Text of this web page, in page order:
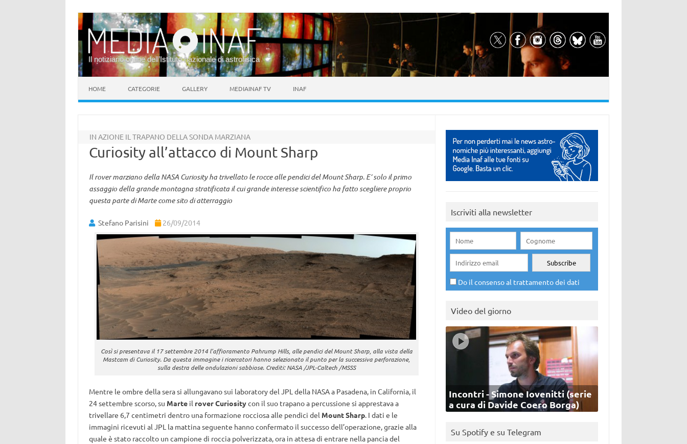
Il notiziario online dell’Istituto nazionale di astrofisica
HOME CATEGORIE GALLERY MEDIAINAF TV INAF
IN AZIONE IL TRAPANO DELLA SONDA MARZIANA
Curiosity all’attacco di Mount Sharp
Il rover marziano della NASA Curiosity ha trivellato le rocce alle pendici del Mount Sharp. E’ solo il primo
assaggio della grande montagna stratificata il cui grande interesse scientifico ha fatto scegliere proprio
questa parte di Marte come sito di atterraggio
Stefano Parisini 26/09/2014
Così si presentava il 17 settembre 2014 l’affioramento Pahrump Hills, alle pendici del Mount Sharp, alla vista della
Mastcam di Curiosity. Da questa immagine i ricercatori hanno selezionato il punto per la successiva perforazione,
sulla destra delle ondulazioni sabbiose. Crediti: NASA /JPL-Caltech /MSSS
Mentre le ombre della sera si allungavano sui laboratory del JPL della NASA a Pasadena, in California, il
24 settembre scorso, su Marteil rover Curiositycon il suo trapano a percussione si apprestava a
trivellare 6,7 centimetri dentro una formazione rocciosa alle pendici del Mount Sharp. I dati e le
immagini ricevuti al JPL la mattina seguente hanno confermato il successo dell’operazione, grazie alla
quale è stato raccolto un campione di roccia polverizzata, ora in attesa di entrare nella pancia del
Iscriviti alla newsletter
Do il consenso al trattamento dei dati
Video del giorno
Incontri - Simone Iovenitti (serie
a cura di Davide Coero Borga)
Su Spotify e su Telegram